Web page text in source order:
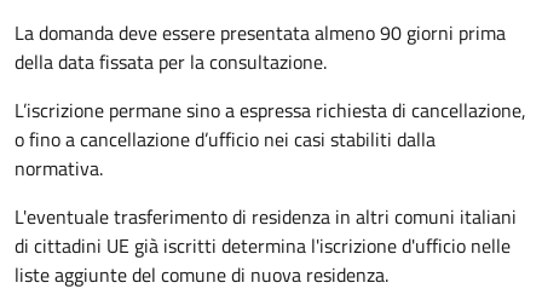
La domanda deve essere presentata almeno 90 giorni prima
della data fissata per la consultazione.
L’iscrizione permane sino a espressa richiesta di cancellazione,
o fino a cancellazione d’ufficio nei casi stabiliti dalla
normativa.
L'eventuale trasferimento di residenza in altri comuni italiani
di cittadini UE già iscritti determina l'iscrizione d'ufficio nelle
liste aggiunte del comune di nuova residenza.